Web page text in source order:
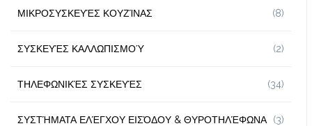
ΜΙΚΡΟΣΥΣΚΕΥΈΣ ΚΟΥΖΊΝΑΣ (8)
ΣΥΣΚΕΥΈΣ ΚΑΛΛΩΠΙΣΜΟΎ (2)
ΤΗΛΕΦΩΝΙΚΈΣ ΣΥΣΚΕΥΈΣ (34)
ΣΥΣΤΉΜΑΤΑ ΕΛΈΓΧΟΥ ΕΙΣΌΔΟΥ & ΘΥΡΟΤΗΛΈΦΩΝΑ (3)